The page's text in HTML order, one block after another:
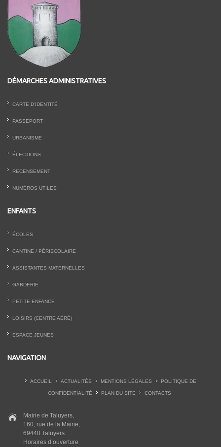
DÉMARCHES ADMINISTRATIVES
CARTE D’IDENTITÉ
PASSEPORT
URBANISME
ÉLECTIONS
RECENSEMENT
NUMÉROS UTILES
ENFANTS
ÉCOLES
CANTINE / PÉRISCOLAIRE
ASSISTANTES MATERNELLES
GARDERIE
PETITE ENFANCE
LOISIRS (CENTRE AÉRÉ)
ESPACE JEUNES
NAVIGATION
ACCUEIL ACTUALITÉS MENTIONS LÉGALES POLITIQUE DE
CONFIDENTIALITÉ PLAN DU SITE CONTACTS
Mairie de Taluyers,
160, rue de la Mairie,
69440 Taluyers.
Horaires d’ouverture